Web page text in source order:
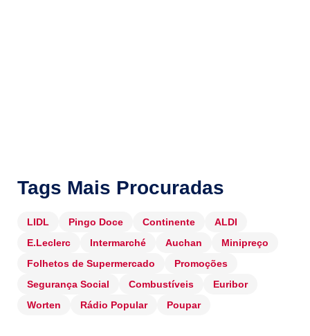
Tags Mais Procuradas
LIDL Pingo Doce Continente
ALDI
E.Leclerc
Intermarché Auchan
Minipreço
Folhetos de Supermercado
Promoções
Segurança Social
Combustíveis
Euribor
Worten
Rádio Popular Poupar